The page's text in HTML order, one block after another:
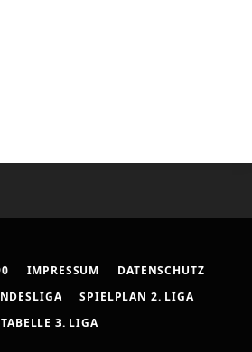
IMPRESSUM
DATENSCHUTZ
SPIELPLAN 2. LIGA
TABELLE 3. LIGA